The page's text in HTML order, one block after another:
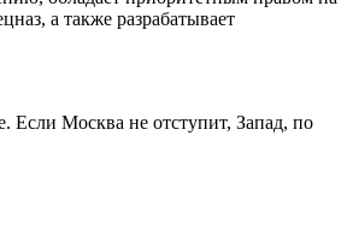
а также разрабатывает
Если Москва не отступит, Запад, по